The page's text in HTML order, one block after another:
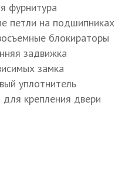
блокираторы
фурнитура
петли на подшипниках
блокираторы
задвижка
замка
уплотнитель
крепления двери